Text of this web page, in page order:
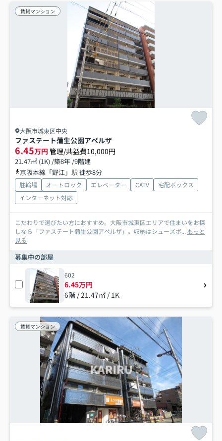
賃貸マンション
大阪市城東区中央
ファステート蒲生公園アペルザ
6.45万円 管理/共益費10,000円
21.47㎡ (1K) /築8年 /9階建
京阪本線「野江」駅 徒歩8分
駐輪場 オートロック エレベーター CATV
宅配ボックス
インターネット対応
こだわりで選びたい方におすすめ。大阪市城東区エリアで住まいをお探
しなら「ファステート蒲生公園アペルザ」。収納はシューズボ... もっと
見る
募集中の部屋
602
6.45万円
6階 / 21.47㎡ / 1K
賃貸マンション